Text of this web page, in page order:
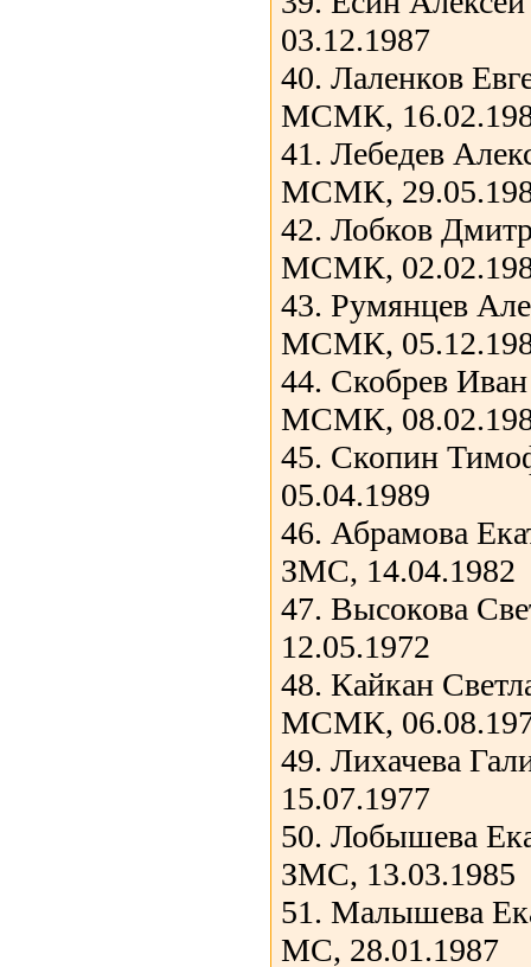
03.12.1987
40. Лаленков
МСМК,
41. Лебедев
МСМК,
42. Лобков
МСМК,
43. Румянцев
МСМК,
44. Скобрев
МСМК,
45. Скопин
05.04.1989
46. Абрамова
ЗМС, 14.04.1982
47. Высокова
12.05.1972
48. Кайкан
МСМК,
49. Лихачева
15.07.1977
50. Лобышева
ЗМС, 13.03.1985
51. Малышева
МС, 28.01.1987